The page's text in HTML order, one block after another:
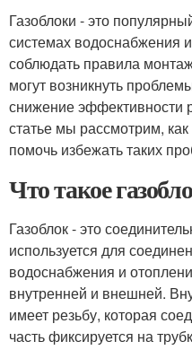
Газоблоки - это
системах водоснабжения
соблюдать правила
могут возникнуть
снижение эффективности
статье мы рассмотрим,
помочь избежать таких
Что такое
Газоблок - это
используется для
водоснабжения и
внутренней и внешней.
имеет резьбу, которая
часть фиксируется на